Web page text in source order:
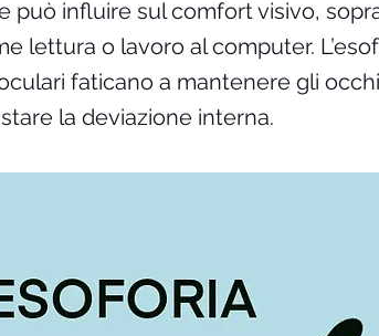
può influire sul comfort visivo,
lettura o lavoro al computer.
faticano a mantenere gli
la deviazione interna.